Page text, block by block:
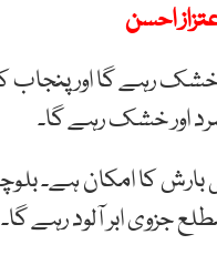
احسن
رہے گا اور پنجاب
اور خشک رہے گا۔
بارش کا امکان ہے۔
جزوی ابر آلود رہے گا۔